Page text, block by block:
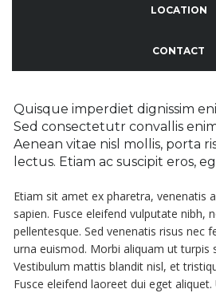
LOCATION
CONTACT
Quisque imperdiet dignissim
Sed consectetutr convallis
Aenean vitae nisl mollis, porta
lectus. Etiam ac suscipit eros,
Etiam sit amet ex pharetra, venenatis
sapien. Fusce eleifend vulputate nibh,
pellentesque. Sed venenatis risus nec
urna euismod. Morbi aliquam ut turpis
Vestibulum mattis blandit nisl, et
Fusce eleifend laoreet dui eget